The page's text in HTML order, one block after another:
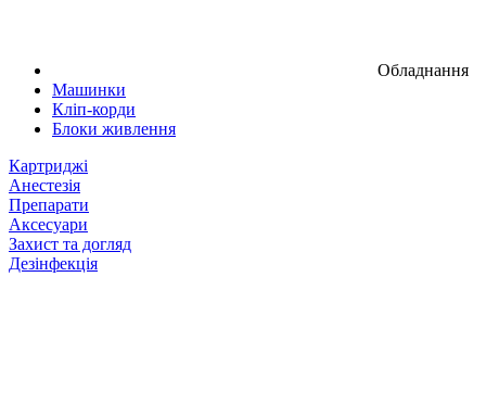
Обладнання
Машинки
Кліп-корди
Блоки живлення
Картриджі
Анестезія
Препарати
Аксесуари
Захист та догляд
Дезінфекція